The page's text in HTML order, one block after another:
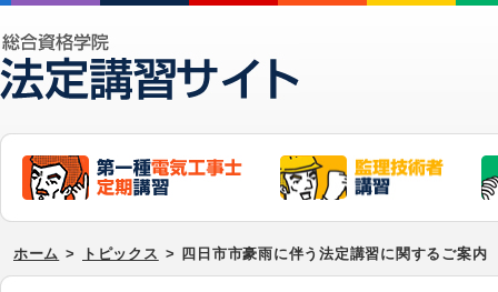
ホーム > トピックス > 四日市市豪雨に伴う法定講習に関するご案内